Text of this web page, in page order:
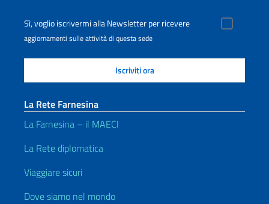
Sì, voglio iscrivermi alla Newsletter per ricevere
aggiornamenti sulle attività di questa sede
La Rete Farnesina
La Farnesina – il MAECI
La Rete diplomatica
Viaggiare sicuri
Dove siamo nel mondo